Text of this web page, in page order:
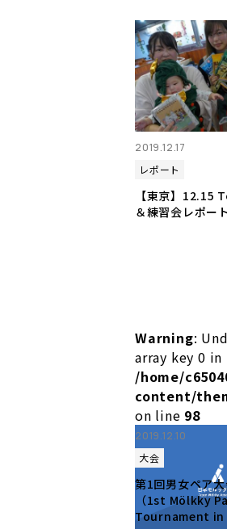
2019.12.17
レポート
【東京】12.15
＆練習会レポート
Warning:
array key 0 in
/home/
content/
on line 98
2019.12.10
大会
第1回男女ペア
（1st Mölkky
Tournament in